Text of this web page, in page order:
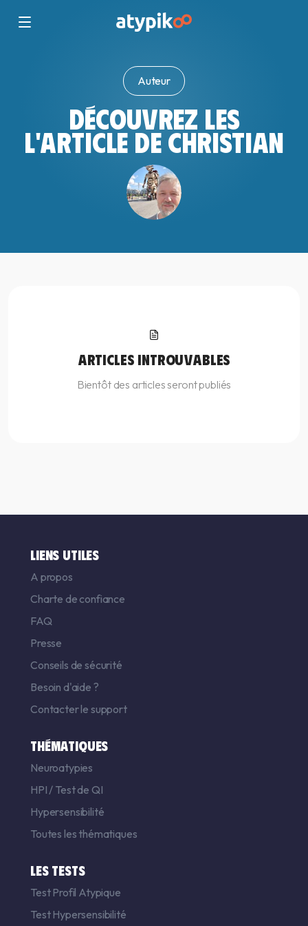
Auteur
DÉCOUVREZ LES
L'ARTICLE DE CHRISTIAN
ARTICLES INTROUVABLES
Bientôt des articles seront publiés
LIENS UTILES
A propos
Charte de confiance
FAQ
Presse
Conseils de sécurité
Besoin d'aide ?
Contacter le support
THÉMATIQUES
Neuroatypies
HPI / Test de QI
Hypersensibilité
Toutes les thématiques
LES TESTS
Test Profil Atypique
Test Hypersensibilité